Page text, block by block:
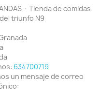
· Tienda de comidas
triunfo N9
634700719
un mensaje de correo